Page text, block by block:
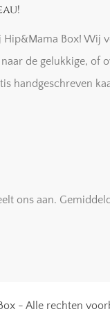
Box! Wij
de gelukkige, of
handgeschreven
ons aan.
- Alle rechten